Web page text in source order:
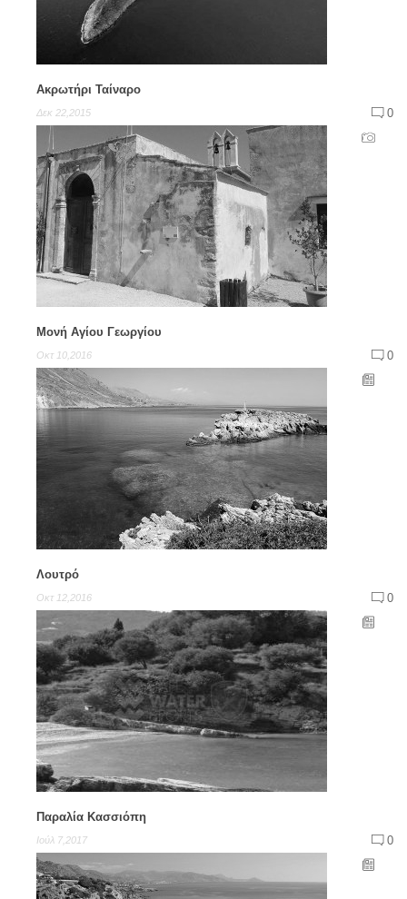
Ακρωτήρι Ταίναρο
Δεκ 22,2015 0
Μονή Αγίου Γεωργίου
Οκτ 10,2016 0
Λουτρό
Οκτ 12,2016 0
Παραλία Κασσιόπη
Ιούλ 7,2017 0